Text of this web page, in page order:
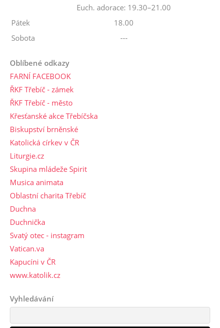
Euch. adorace: 19.30–21.00
Pátek
18.00
Sobota
---
Oblíbené odkazy
FARNÍ FACEBOOK
ŘKF Třebíč - zámek
ŘKF Třebíč - město
Křesťanské akce Třebíčska
Biskupství brněnské
Katolická církev v ČR
Liturgie.cz
Skupina mládeže Spirit
Musica animata
Oblastní charita Třebíč
Duchna
Duchnička
Svatý otec - instagram
Vatican.va
Kapucíni v ČR
www.katolik.cz
Vyhledávání